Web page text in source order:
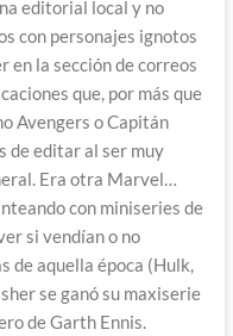
editorial local y no
con personajes ignotos
en la sección de correos
que, por más que
Avengers o Capitán
de editar al ser muy
Era otra Marvel…
con miniseries de
si vendían o no
de aquella época (Hulk,
se ganó su maxiserie
de Garth Ennis.